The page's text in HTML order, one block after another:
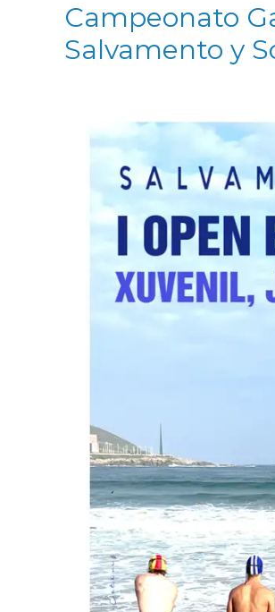
Campeonato
Salvamento y